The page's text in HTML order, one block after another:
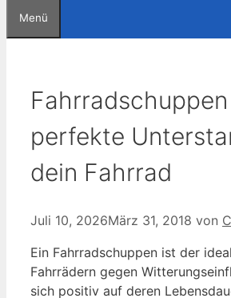
Menü
perfekte
dein Fahrrad
Juli 10, 2026März 31, 2018 von
Ein Fahrradschuppen ist der
Fahrrädern gegen
sich positiv auf deren